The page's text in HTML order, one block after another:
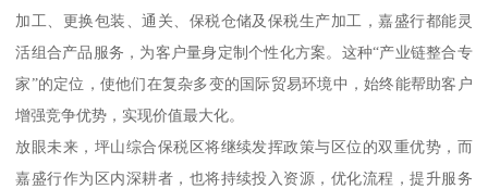
加工、更换包装、通关、保税仓储及保税生产加工，嘉盛行都能灵
活组合产品服务，为客户量身定制个性化方案。这种“产业链整合专
家”的定位，使他们在复杂多变的国际贸易环境中，始终能帮助客户
增强竞争优势，实现价值最大化。
放眼未来，坪山综合保税区将继续发挥政策与区位的双重优势，而
嘉盛行作为区内深耕者，也将持续投入资源，优化流程，提升服务